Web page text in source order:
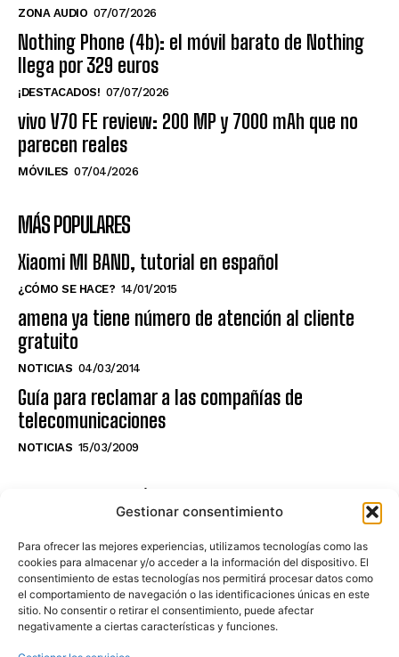
Gestionar consentimiento
Para ofrecer las mejores experiencias, utilizamos tecnologías como las
cookies para almacenar y/o acceder a la información del dispositivo. El
consentimiento de estas tecnologías nos permitirá procesar datos como
el comportamiento de navegación o las identificaciones únicas en este
sitio. No consentir o retirar el consentimiento, puede afectar
negativamente a ciertas características y funciones.
ZONA AUDIO 07/07/2026
Nothing Phone (4b): el móvil barato de Nothing
llega por 329 euros
¡DESTACADOS! 07/07/2026
vivo V70 FE review: 200 MP y 7000 mAh que no
parecen reales
MÓVILES 07/04/2026
MÁS POPULARES
Xiaomi MI BAND, tutorial en español
¿CÓMO SE HACE? 14/01/2015
amena ya tiene número de atención al cliente
gratuito
NOTICIAS 04/03/2014
Guía para reclamar a las compañías de
telecomunicaciones
NOTICIAS 15/03/2009
NO TE PIERDAS LO ÚLTIMO DEL CANAL
Haz clic en «Estoy de acuerdo» para
activar Youtube
POLÍTICA DE COOKIES